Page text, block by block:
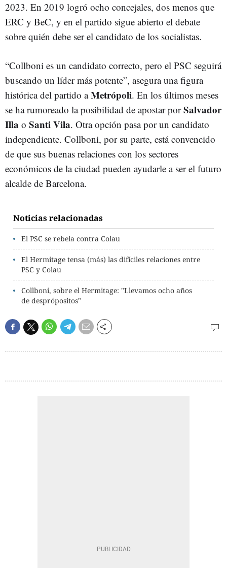
2023. En 2019 logró ocho concejales, dos menos que
ERC y BeC, y en el partido sigue abierto el debate
sobre quién debe ser el candidato de los socialistas.
“Collboni es un candidato correcto, pero el PSC seguirá
buscando un líder más potente”, asegura una figura
histórica del partido aMetrópoli. En los últimos meses
se ha rumoreado la posibilidad de apostar porSalvador
Illa o Santi Vila. Otra opción pasa por un candidato
independiente. Collboni, por su parte, está convencido
de que sus buenas relaciones con los sectores
económicos de la ciudad pueden ayudarle a ser el futuro
alcalde de Barcelona.
Noticias relacionadas
El PSC se rebela contra Colau
El Hermitage tensa (más) las difíciles relaciones entre
PSC y Colau
Collboni, sobre el Hermitage: "Llevamos ocho años
de desprópositos"